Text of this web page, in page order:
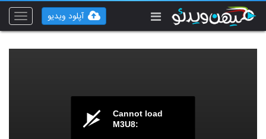
Toggle
آپلود ویدیو
Cannot load
M3U8: